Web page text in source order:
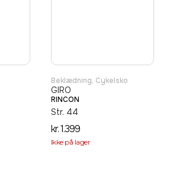
Beklædning, Cykelsko
GIRO
RINCON
Str. 44
kr.1.399
Ikke på lager